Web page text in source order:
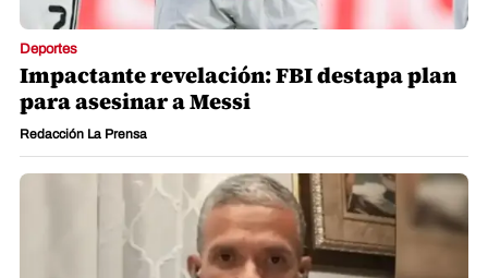
Deportes
Impactante revelación: FBI destapa plan
para asesinar a Messi
Redacción La Prensa